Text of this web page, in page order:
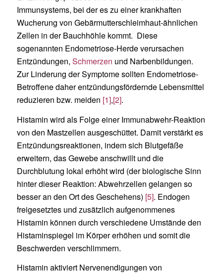
Immunsystems, bei der es zu einer krankhaften
Wucherung von Gebärmutterschleimhaut-ähnlichen
Zellen in der Bauchhöhle kommt. Diese
sogenannten Endometriose-Herde verursachen
Entzündungen, Schmerzen und Narbenbildungen.
Zur Linderung der Symptome sollten Endometriose-
Betroffene daher entzündungsfördernde Lebensmittel
reduzieren bzw. meiden [1],[2].
Histamin wird als Folge einer Immunabwehr-Reaktion
von den Mastzellen ausgeschüttet. Damit verstärkt es
Entzündungsreaktionen, indem sich Blutgefäße
erweitern, das Gewebe anschwillt und die
Durchblutung lokal erhöht wird (der biologische Sinn
hinter dieser Reaktion: Abwehrzellen gelangen so
besser an den Ort des Geschehens) [5]. Endogen
freigesetztes und zusätzlich aufgenommenes
Histamin können durch verschiedene Umstände den
Histaminspiegel im Körper erhöhen und somit die
Beschwerden verschlimmern.
Histamin aktiviert Nervenendigungen von